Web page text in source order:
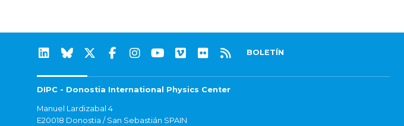
BOLETÍN
DIPC - Donostia International Physics Center
Manuel Lardizabal 4
E20018 Donostia / San Sebastián SPAIN